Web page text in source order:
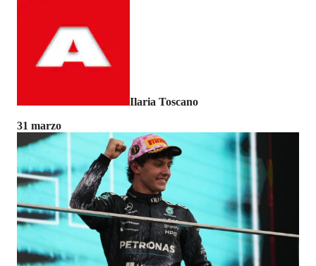
Ilaria Toscano
31 marzo